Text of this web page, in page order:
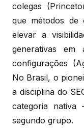
colegas
que métodos de
elevar a
generativas
configurações
No Brasil, o
a disciplina do
categoria
segundo grupo.